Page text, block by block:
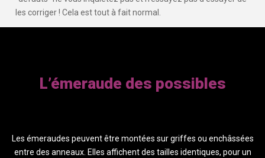
les corriger ! Cela est tout à fait normal.
L’émeraude des possibles
Les émeraudes peuvent être montées sur griffes ou enchâssées
entre des anneaux. Elles affichent des tailles identiques, pour un